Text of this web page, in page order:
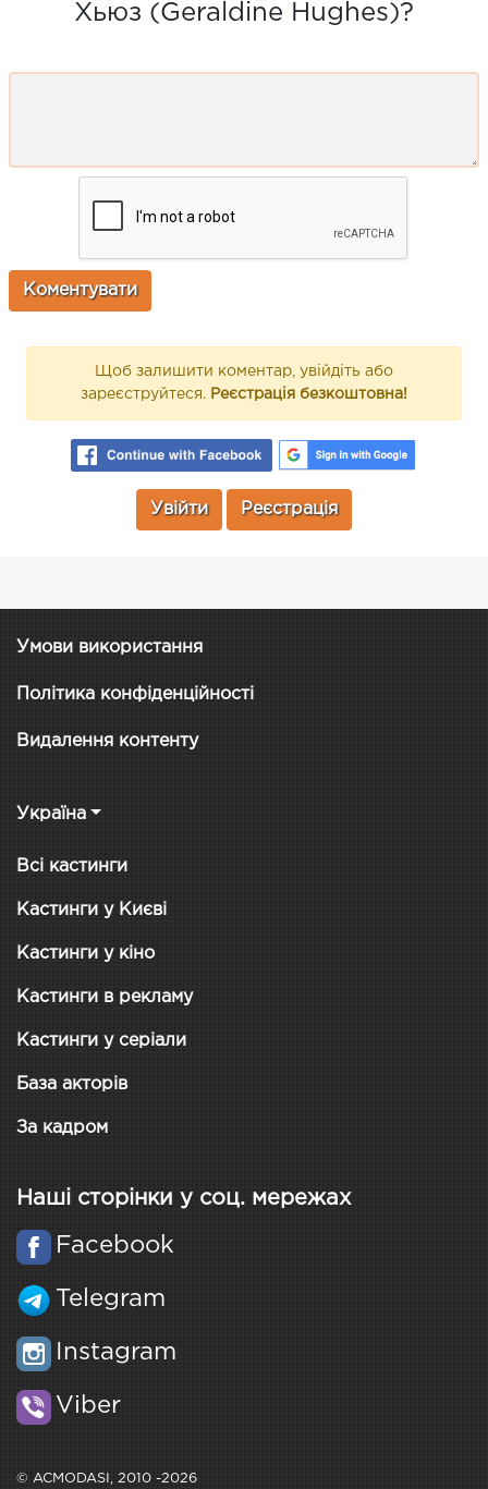
Хьюз (Geraldine Hughes)?
Щоб залишити коментар, увійдіть або
зареєструйтеся. Реєстрація безкоштовна!
Увійти Реєстрація
Умови використання
Політика конфіденційності
Видалення контенту
Україна
Всі кастинги
Кастинги у Києві
Кастинги у кіно
Кастинги в рекламу
Кастинги у серіали
База акторів
За кадром
Наші сторінки у соц. мережах
Facebook
Telegram
Instagram
Viber
© ACMODASI, 2010 -2026